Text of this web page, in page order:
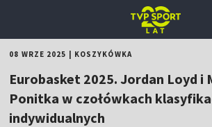
08 WRZE 2025 KOSZYKÓWKA
Eurobasket 2025. Jordan Loyd i
Ponitka w czołówkach
indywidualnych